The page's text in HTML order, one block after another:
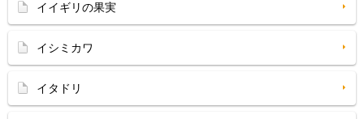
イイギリの果実
イシミカワ
イタドリ